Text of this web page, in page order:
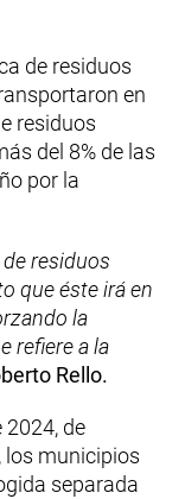
de residuos
en
residuos
del 8% de las
por la
residuos
que éste irá en
la
refiere a la
Rello.
2024, de
los municipios
separada